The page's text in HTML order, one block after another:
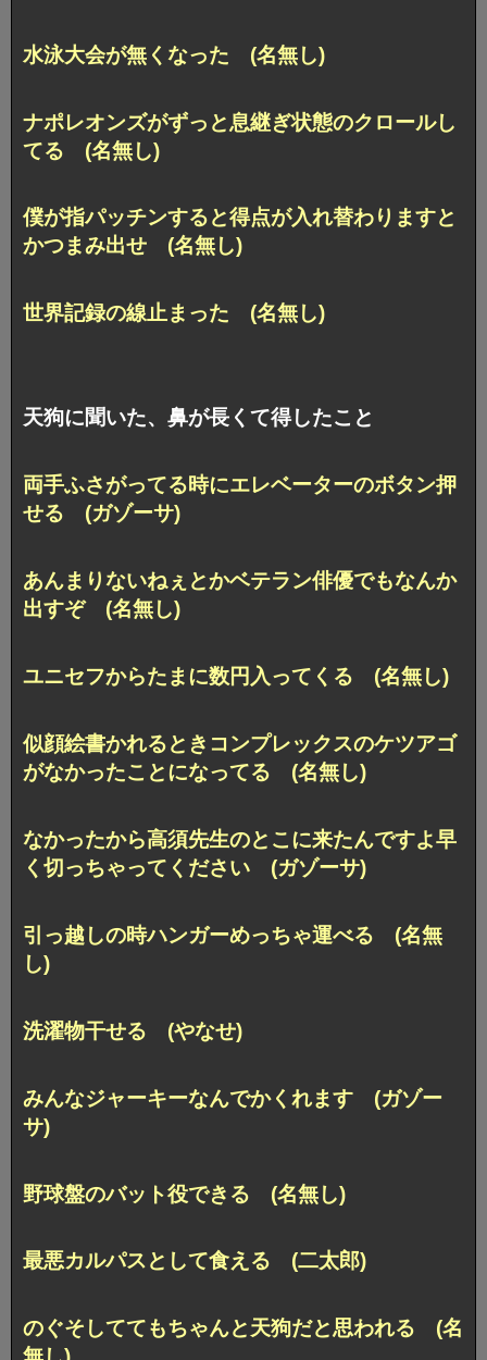
水泳大会が無くなった (名無し)
ナポレオンズがずっと息継ぎ状態のクロールし
てる (名無し)
僕が指パッチンすると得点が入れ替わりますと
かつまみ出せ (名無し)
世界記録の線止まった (名無し)
天狗に聞いた、鼻が長くて得したこと
両手ふさがってる時にエレベーターのボタン押
せる (ガゾーサ)
あんまりないねぇとかベテラン俳優でもなんか
出すぞ (名無し)
ユニセフからたまに数円入ってくる (名無し)
似顔絵書かれるときコンプレックスのケツアゴ
がなかったことになってる (名無し)
なかったから高須先生のとこに来たんですよ早
く切っちゃってください (ガゾーサ)
引っ越しの時ハンガーめっちゃ運べる (名無
し)
洗濯物干せる (やなせ)
みんなジャーキーなんでかくれます (ガゾー
サ)
野球盤のバット役できる (名無し)
最悪カルパスとして食える (二太郎)
のぐそしててもちゃんと天狗だと思われる (名